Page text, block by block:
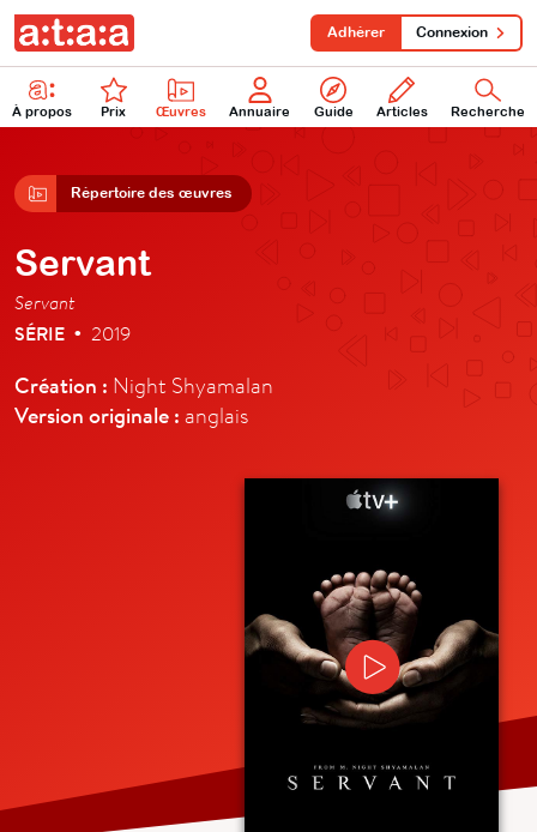
À propos Prix Œuvres Annuaire Guide Articles Recherche
Adhérer Connexion
Répertoire des œuvres
Servant
Servant
SÉRIE • 2019
Création : Night Shyamalan
Version originale : anglais